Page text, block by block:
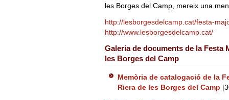
les Borges del Camp, mereix una
http://lesborgesdelcamp.cat/festa-
http://www.lesborgesdelcamp.cat/
Galeria de documents de la Festa
les Borges del Camp
Memòria de catalogació de la
Riera de les Borges del Camp